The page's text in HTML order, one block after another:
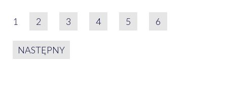
STRONICOWANIE
1 2 3 4 5 6
NASTĘPNY